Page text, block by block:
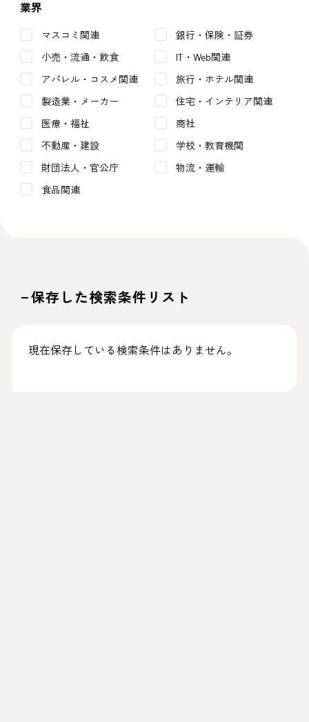
業界
マスコミ関連
銀行・保険・証券
小売・流通・飲食
IT・Web関連
アパレル・コスメ関連
旅行・ホテル関連
製造業・メーカー
住宅・インテリア関連
医療・福祉
商社
不動産・建設
学校・教育機関
財団法人・官公庁
物流・運輸
食品関連
保存した検索条件リスト
現在保存している検索条件はありません。